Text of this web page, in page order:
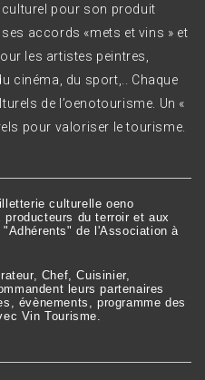
pour son produit
accords «mets et vins » et
les artistes peintres,
cinéma, du sport,.. Chaque
de l’oenotourisme. Un «
pour valoriser le tourisme.
culturelle oeno
du terroir et aux
de l'Association à
Chef, Cuisinier,
leurs partenaires
évènements, programme des
Vin Tourisme.